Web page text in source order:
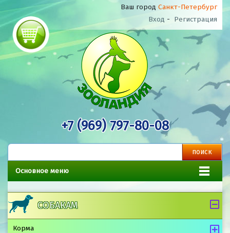
Ваш город Санкт-Петербург
Вход - Регистрация
+7 (969) 797-80-08
Основное меню
СОБАКАМ
Корма